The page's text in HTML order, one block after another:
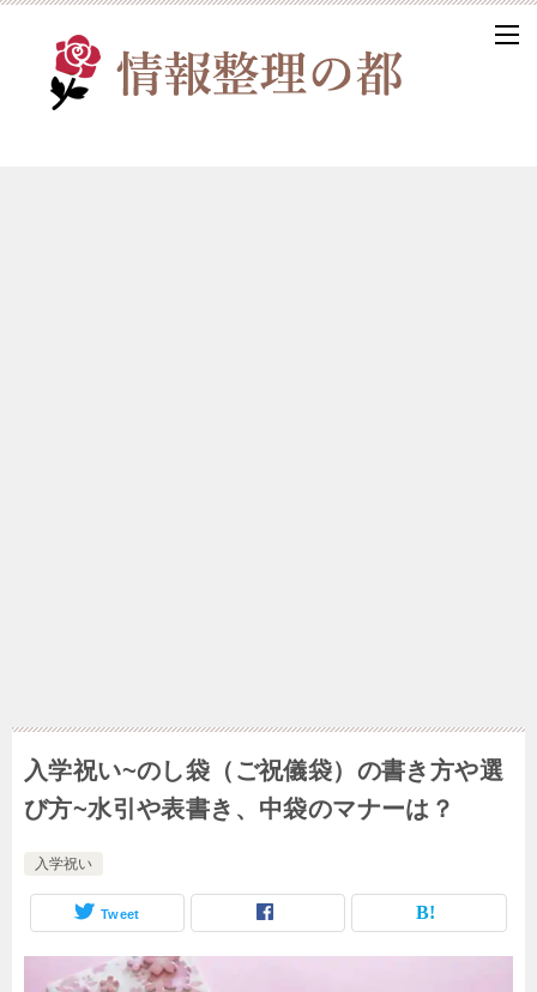
入学祝い~のし袋（ご祝儀袋）の書き方や選
び方~水引や表書き、中袋のマナーは？
入学祝い
Tweet